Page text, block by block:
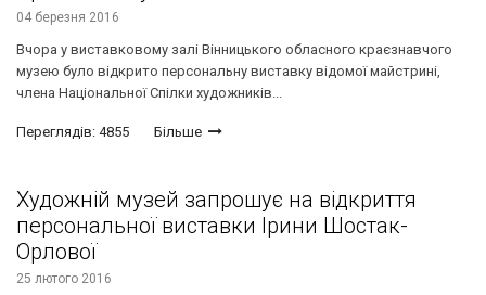
04 березня 2016
Вчора у виставковому залі Вінницького обласного краєзнавчого
музею було відкрито персональну виставку відомої майстрині,
члена Національної Спілки художників...
Переглядів: 4855 Більше
Художній музей запрошує на відкриття
персональної виставки Ірини Шостак-
Орлової
25 лютого 2016